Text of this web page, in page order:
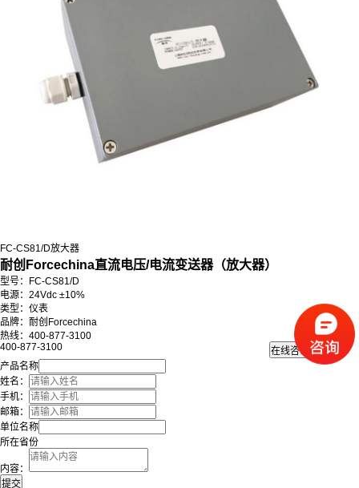
FC-CS81/D放大器
耐创Forcechina直流电压/电流变送器（放大器）
型号：FC-CS81/D
电源：24Vdc ±10%
类型：仪表
品牌：耐创Forcechina
热线：400-877-3100
400-877-3100
产品名称
姓名：
手机：
邮箱：
单位名称
所在省份
内容：